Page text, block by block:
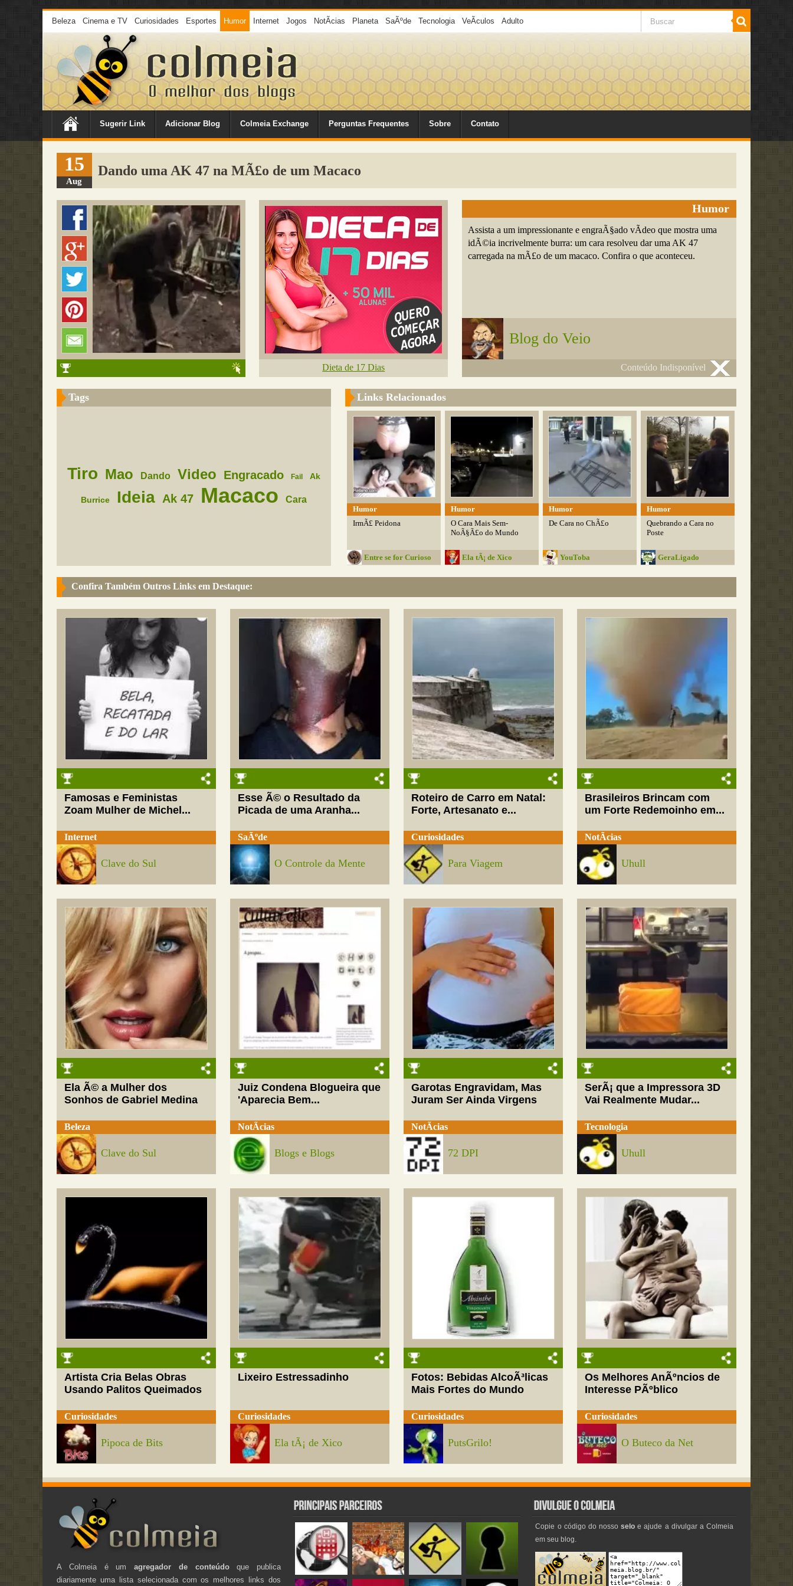
Beleza Cinema e TV Curiosidades Esportes Humor Internet Jogos NotÃ­cias Planeta SaÃºde Tecnologia VeÃ­culos Adulto
Sugerir Link Adicionar Blog Colmeia Exchange Perguntas Frequentes Sobre Contato
15
Aug
Dando uma AK 47 na MÃ£o de um Macaco
Dieta de 17 Dias
Humor
Assista a um impressionante e engraÃ§ado vÃ­deo que mostra uma
idÃ©ia incrivelmente burra: um cara resolveu dar uma AK 47
carregada na mÃ£o de um macaco. Confira o que aconteceu.
Blog do Veio
Conteúdo Indisponível
Tags
Tiro Mao Dando Video Engracado Fail Ak
Burrice Ideia Ak 47 Macaco Cara
Links Relacionados
Humor
IrmÃ£ Peidona
Entre se for Curioso
Humor
O Cara Mais Sem-
NoÃ§Ã£o do Mundo
Ela tÃ¡ de Xico
Humor
De Cara no ChÃ£o
YouToba
Humor
Quebrando a Cara no
Poste
GeraLigado
Confira Também Outros Links em Destaque:
Famosas e Feministas
Zoam Mulher de Michel...
Internet
Clave do Sul
Esse Ã© o Resultado da
Picada de uma Aranha...
SaÃºde
O Controle da Mente
Roteiro de Carro em Natal:
Forte, Artesanato e...
Curiosidades
Para Viagem
Brasileiros Brincam com
um Forte Redemoinho em...
NotÃ­cias
Uhull
Ela Ã© a Mulher dos
Sonhos de Gabriel Medina
Beleza
Clave do Sul
Juiz Condena Blogueira que
'Aparecia Bem...
NotÃ­cias
Blogs e Blogs
Garotas Engravidam, Mas
Juram Ser Ainda Virgens
NotÃ­cias
72 DPI
SerÃ¡ que a Impressora 3D
Vai Realmente Mudar...
Tecnologia
Uhull
Artista Cria Belas Obras
Usando Palitos Queimados
Curiosidades
Pipoca de Bits
Lixeiro Estressadinho
Curiosidades
Ela tÃ¡ de Xico
Fotos: Bebidas AlcoÃ³licas
Mais Fortes do Mundo
Curiosidades
PutsGrilo!
Os Melhores AnÃºncios de
Interesse PÃºblico
Curiosidades
O Buteco da Net
A Colmeia é umagregador de conteúdoque publica
diariamente uma lista selecionada com os melhores links dos
Copie o código do nossoselo e ajude a divulgar a Colmeia
em seu blog.